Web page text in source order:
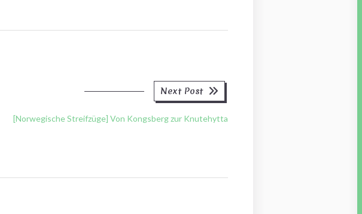
Next Post
[Norwegische Streifzüge] Von Kongsberg zur Knutehytta